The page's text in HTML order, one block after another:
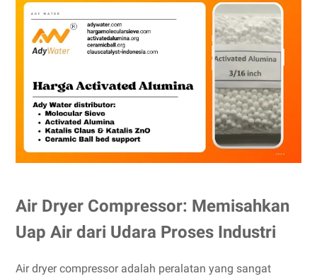
Air Dryer Compressor: Memisahkan
Uap Air dari Udara Proses Industri
Air dryer compressor adalah peralatan yang sangat